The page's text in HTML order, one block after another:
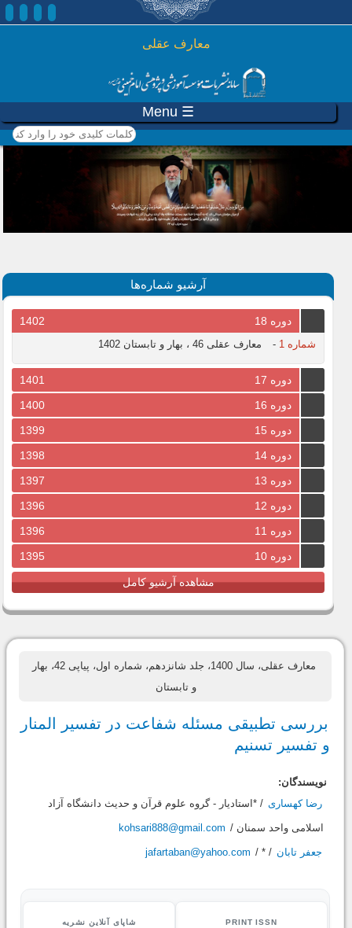
رفتن به محتوای اصلی
معارف عقلی
☰ Menu
کلمات کلیدی خود را وارد
کنید
آرشیو شماره‌ها
دوره 18 1402
شماره 1 - معارف عقلی 46 ، بهار و تابستان 1402
دوره 17
1401
دوره 16
1400
دوره 15
1399
دوره 14
1398
دوره 13
1397
دوره 12
1396
دوره 11
1396
دوره 10
1395
مشاهده آرشیو کامل
معارف عقلی، سال 1400، جلد شانزدهم، شماره اول، پیاپی 42، بهار
و تابستان
بررسی تطبیقی مسئله شفاعت در تفسیر المنار
و تفسیر تسنیم
نویسندگان:
رضا کهساری / *استادیار - گروه علوم قرآن و حدیث دانشگاه آزاد
اسلامی واحد سمنان / kohsari888@gmail.com
جعفر تابان / * /
jafartaban@yahoo.com
PRINT ISSN شاپای آنلاین نشریه